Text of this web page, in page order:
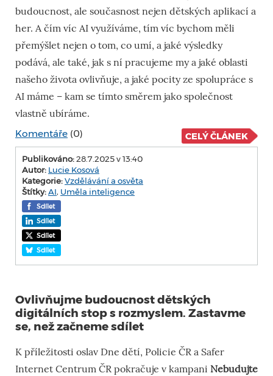
budoucnost, ale současnost nejen dětských aplikací a
her. A čím víc AI využíváme, tím víc bychom měli
přemýšlet nejen o tom, co umí, a jaké výsledky
podává, ale také, jak s ní pracujeme my a jaké oblasti
našeho života ovlivňuje, a jaké pocity ze spolupráce s
AI máme – kam se tímto směrem jako společnost
vlastně ubíráme.
Komentáře (0) CELÝ ČLÁNEK
Publikováno:28.7.2025 v 13:40
Autor: Lucie Kosová
Kategorie:Vzdělávání a osvěta
Štítky:AI, Uměla inteligence
Sdílet
Sdílet
Sdílet
Sdílet
Ovlivňujme budoucnost dětských
digitálních stop s rozmyslem. Zastavme
se, než začneme sdílet
K příležitosti oslav Dne dětí, Policie ČR a Safer
Internet Centrum ČR pokračuje v kampani Nebudujte